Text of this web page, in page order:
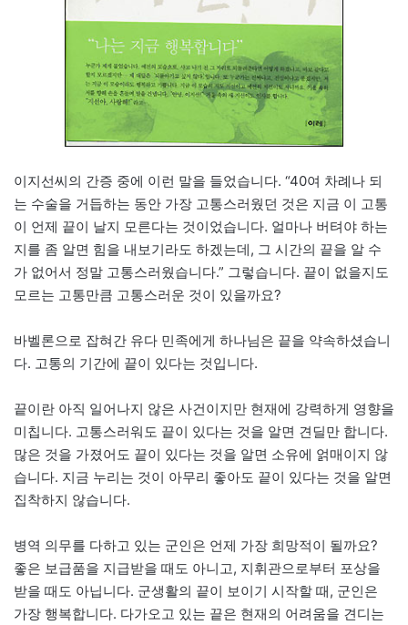
이지선씨의 간증 중에 이런 말을 들었습니다. “40여 차례나 되
는 수술을 거듭하는 동안 가장 고통스러웠던 것은 지금 이 고통
이 언제 끝이 날지 모른다는 것이었습니다. 얼마나 버텨야 하는
지를 좀 알면 힘을 내보기라도 하겠는데, 그 시간의 끝을 알 수
가 없어서 정말 고통스러웠습니다.” 그렇습니다. 끝이 없을지도
모르는 고통만큼 고통스러운 것이 있을까요?
바벨론으로 잡혀간 유다 민족에게 하나님은 끝을 약속하셨습니
다. 고통의 기간에 끝이 있다는 것입니다.
끝이란 아직 일어나지 않은 사건이지만 현재에 강력하게 영향을
미칩니다. 고통스러워도 끝이 있다는 것을 알면 견딜만 합니다.
많은 것을 가졌어도 끝이 있다는 것을 알면 소유에 얽매이지 않
습니다. 지금 누리는 것이 아무리 좋아도 끝이 있다는 것을 알면
집착하지 않습니다.
병역 의무를 다하고 있는 군인은 언제 가장 희망적이 될까요?
좋은 보급품을 지급받을 때도 아니고, 지휘관으로부터 포상을
받을 때도 아닙니다. 군생활의 끝이 보이기 시작할 때, 군인은
가장 행복합니다. 다가오고 있는 끝은 현재의 어려움을 견디는